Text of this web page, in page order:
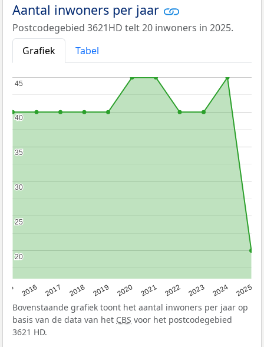
Aantal inwoners per jaar
Postcodegebied 3621HD telt 20 inwoners in 2025.
Grafiek
Tabel
2016 2017 2018 2019 2020 2021 2022 2023 2024 2025
20
20
25
25
30
30
35
35
40
40
45
45
Bovenstaande grafiek toont het aantal inwoners per jaar op
basis van de data van het CBS voor het postcodegebied
3621 HD.